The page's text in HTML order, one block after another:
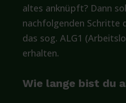
altes anknüpft? Dann
nachfolgenden Schritte
das sog. ALG1
erhalten.
Wie lange bist du